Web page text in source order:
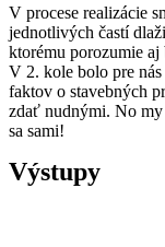
V procese realizácie
jednotlivých častí
ktorému porozumie
V 2. kole bolo pre
faktov o stavebných
zdať nudnými. No my
sa sami!
Výstupy